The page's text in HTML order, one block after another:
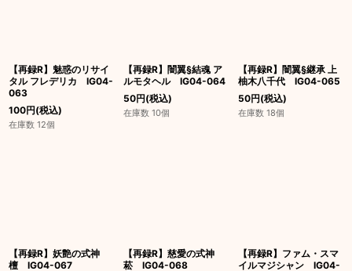
【再録R】魅惑のリサイ
タル フレデリカ IG04-
063
100円(税込)
在庫数 12個
【再録R】闇翼§結魂 ア
ルモタヘル IG04-064
50円(税込)
在庫数 10個
【再録R】闇翼§継承 上
柚木八千代 IG04-065
50円(税込)
在庫数 18個
【再録R】妖艶の式神
檀 IG04-067
【再録R】慈愛の式神
菘 IG04-068
【再録R】ファム・スマ
イルマジシャン IG04-